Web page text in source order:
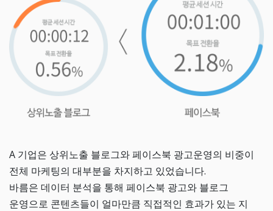
A 기업은 상위노출 블로그와 페이스북 광고운영의 비중이
전체 마케팅의 대부분을 차지하고 있었습니다.
바름은 데이터 분석을 통해 페이스북 광고와 블로그
운영으로 콘텐츠들이 얼마만큼 직접적인 효과가 있는 지